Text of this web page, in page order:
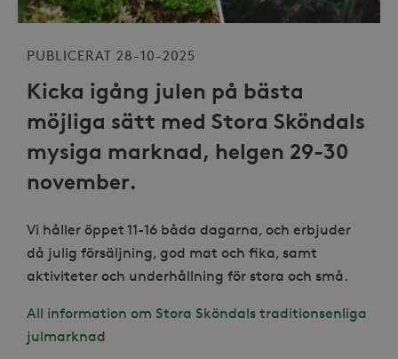
PUBLICERAT 28-10-2025
Kicka igång julen på bästa
möjliga sätt med Stora Sköndals
mysiga marknad, helgen 29-30
november.
Vi håller öppet 11-16 båda dagarna, och erbjuder
då julig försäljning, god mat och fika, samt
aktiviteter och underhållning för stora och små.
All information om Stora Sköndals traditionsenliga
julmarknad